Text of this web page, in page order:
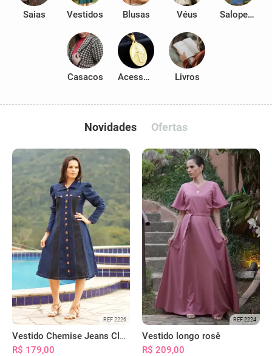
Saias Vestidos Blusas Véus Salopetes
Casacos Acessórios Livros
Novidades Ofertas
REF 2226
Vestido Chemise Jeans Clássica Serena
R$ 179,00
REF 2224
Vestido longo rosê
R$ 209,00